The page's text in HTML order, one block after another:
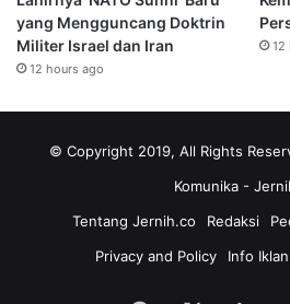
yang Mengguncang Doktrin
Militer Israel dan Iran
12 hours ago
12
© Copyright 2019, All Rights
Komunika -
Tentang Jernih.co
Redaksi
Privacy and Policy
Info Iklan